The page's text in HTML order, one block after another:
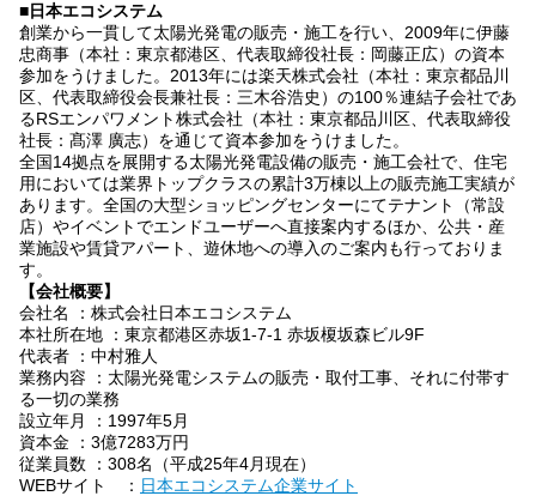
■日本エコシステム
創業から一貫して太陽光発電の販売・施工を行い、2009年に伊藤
忠商事（本社：東京都港区、代表取締役社長：岡藤正広）の資本
参加をうけました。2013年には楽天株式会社（本社：東京都品川
区、代表取締役会長兼社長：三木谷浩史）の100％連結子会社であ
るRSエンパワメント株式会社（本社：東京都品川区、代表取締役
社長：髙澤 廣志）を通じて資本参加をうけました。
全国14拠点を展開する太陽光発電設備の販売・施工会社で、住宅
用においては業界トップクラスの累計3万棟以上の販売施工実績が
あります。全国の大型ショッピングセンターにてテナント（常設
店）やイベントでエンドユーザーへ直接案内するほか、公共・産
業施設や賃貸アパート、遊休地への導入のご案内も行っておりま
す。
【会社概要】
会社名 ：株式会社日本エコシステム
本社所在地 ：東京都港区赤坂1-7-1 赤坂榎坂森ビル9F
代表者 ：中村雅人
業務内容 ：太陽光発電システムの販売・取付工事、それに付帯す
る一切の業務
設立年月 ：1997年5月
資本金 ：3億7283万円
従業員数 ：308名（平成25年4月現在）
WEBサイト ： 日本エコシステム企業サイト